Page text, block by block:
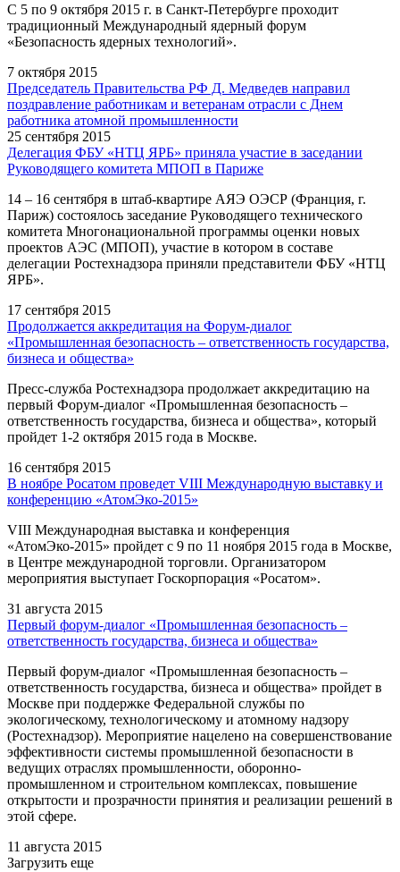
С 5 по 9 октября 2015 г. в Санкт-Петербурге проходит
традиционный Международный ядерный форум
«Безопасность ядерных технологий».
7 октября 2015
Председатель Правительства РФ Д. Медведев направил
поздравление работникам и ветеранам отрасли с Днем
работника атомной промышленности
25 сентября 2015
Делегация ФБУ «НТЦ ЯРБ» приняла участие в заседании
Руководящего комитета МПОП в Париже
14 – 16 сентября в штаб-квартире АЯЭ ОЭСР (Франция, г.
Париж) состоялось заседание Руководящего технического
комитета Многонациональной программы оценки новых
проектов АЭС (МПОП), участие в котором в составе
делегации Ростехнадзора приняли представители ФБУ «НТЦ
ЯРБ».
17 сентября 2015
Продолжается аккредитация на Форум-диалог
«Промышленная безопасность – ответственность государства,
бизнеса и общества»
Пресс-служба Ростехнадзора продолжает аккредитацию на
первый Форум-диалог «Промышленная безопасность –
ответственность государства, бизнеса и общества», который
пройдет 1-2 октября 2015 года в Москве.
16 сентября 2015
В ноябре Росатом проведет VIII Международную выставку и
конференцию «АтомЭко-2015»
VIII Международная выставка и конференция
«АтомЭко-2015» пройдет с 9 по 11 ноября 2015 года в Москве,
в Центре международной торговли. Организатором
мероприятия выступает Госкорпорация «Росатом».
31 августа 2015
Первый форум-диалог «Промышленная безопасность –
ответственность государства, бизнеса и общества»
Первый форум-диалог «Промышленная безопасность –
ответственность государства, бизнеса и общества» пройдет в
Москве при поддержке Федеральной службы по
экологическому, технологическому и атомному надзору
(Ростехнадзор). Мероприятие нацелено на совершенствование
эффективности системы промышленной безопасности в
ведущих отраслях промышленности, оборонно-
промышленном и строительном комплексах, повышение
открытости и прозрачности принятия и реализации решений в
этой сфере.
11 августа 2015
Загрузить еще